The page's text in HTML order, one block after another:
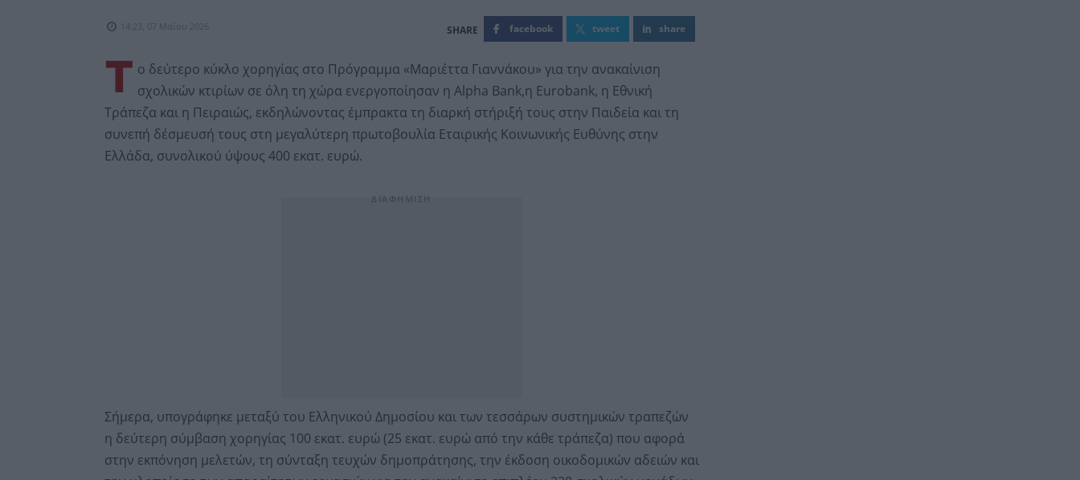
14:23, 07 Μαΐου 2026 facebook tweet share
Τ ο δεύτερο κύκλο χορηγίας στο Πρόγραμμα «Μαριέττα Γιαννάκου» για την ανακαίνιση
σχολικών κτιρίων σε όλη τη χώρα ενεργοποίησαν η Alpha Bank,η Eurobank, η Εθνική
Τράπεζα και η Πειραιώς, εκδηλώνοντας έμπρακτα τη διαρκή στήριξή τους στην Παιδεία και τη
συνεπή δέσμευσή τους στη μεγαλύτερη πρωτοβουλία Εταιρικής Κοινωνικής Ευθύνης στην
Ελλάδα, συνολικού ύψους 400 εκατ. ευρώ.
Σήμερα, υπογράφηκε μεταξύ του Ελληνικού Δημοσίου και των τεσσάρων συστημικών τραπεζών
η δεύτερη σύμβαση χορηγίας 100 εκατ. ευρώ (25 εκατ. ευρώ από την κάθε τράπεζα) που αφορά
στην εκπόνηση μελετών, τη σύνταξη τευχών δημοπράτησης, την έκδοση οικοδομικών αδειών και